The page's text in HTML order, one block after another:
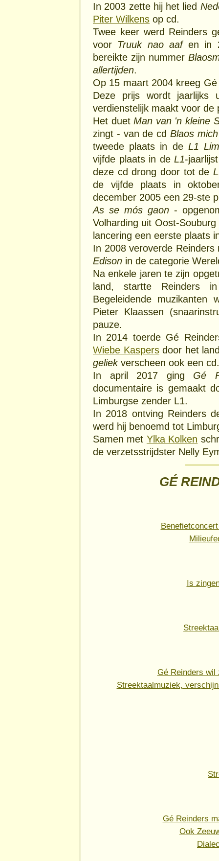
In 2003 zette hij het lied
Piter Wilkens op cd.
Twee keer werd Reinders
voor Truuk nao aafen in
bereikte zijn nummer
allertijden.
Op 15 maart 2004 kreeg
Deze prijs wordt jaarlijks
verdienstelijk maakt voor de
Het duetMan van 'n kleine
zingt - van de cd Blaos
tweede plaats in de L1
vijfde plaats in de L1-
deze cd drong door tot de
de vijfde plaats in
december 2005 een 29-ste
As se mós gaon-
Volharding uit Oost-
lancering een eerste plaats
In 2008 veroverde
Edison in de categorie
Na enkele jaren te zijn
land, startte Reinders
Begeleidende muzikanten
Pieter Klaassen
pauze.
In 2014 toerde Gé
Wiebe Kaspersdoor het
geliekverscheen ook een cd.
In april 2017 ging Gé
documentaire is gemaakt
Limburgse zender L1.
In 2018 ontving Reinders
werd hij benoemd tot
Samen met Ylka Kolken
de verzetsstrijdster Nelly
GÉ
Is
Gé Reinders wil
Streektaalmuziek,
Gé Reinders
Ook